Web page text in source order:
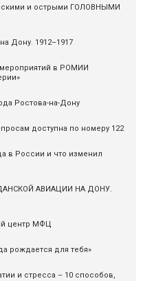
и острыми ГОЛОВНЫМИ
Дону. 1912–1917
в РОМИИ
Ростова-на-Дону
доступна по номеру 122
в России и что изменил
АВИАЦИИ НА ДОНУ.
центр МФЦ
рождается для тебя»
и стресса – 10 способов,